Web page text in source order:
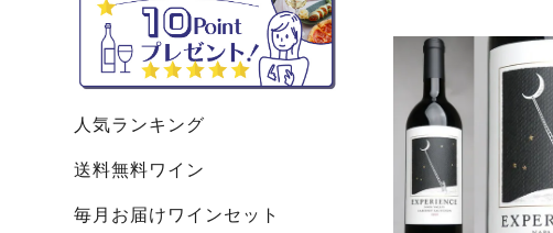
人気ランキング
送料無料ワイン
毎月お届けワインセット